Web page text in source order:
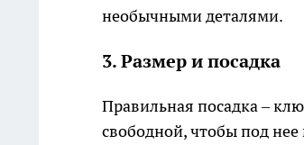
необычными деталями.
3. Размер и посадка
Правильная посадка –
свободной, чтобы под